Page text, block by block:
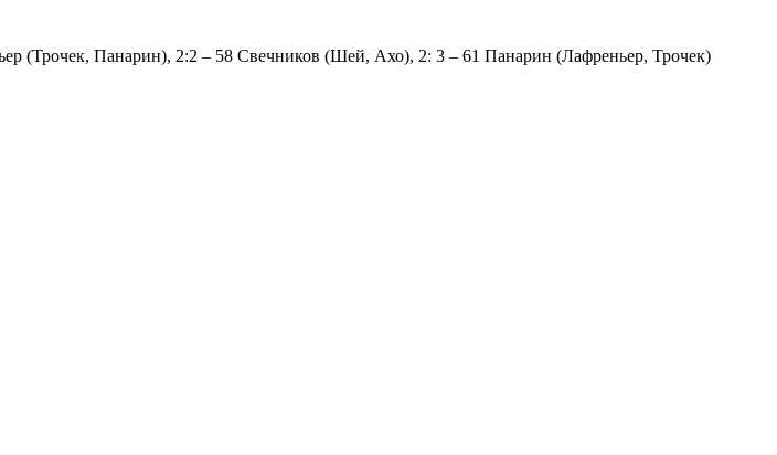
(Трочек, Панарин), 2:2 – 58 Свечников (Шей, Ахо), 2: 3 – 61 Панарин (Лафреньер, Трочек)